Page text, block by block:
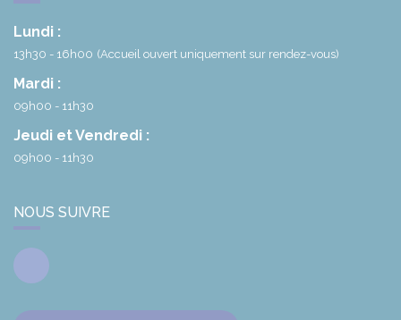
Lundi :
13h30 - 16h00 (Accueil ouvert uniquement sur rendez-vous)
Mardi :
09h00 - 11h30
Jeudi et Vendredi :
09h00 - 11h30
NOUS SUIVRE
Facebook